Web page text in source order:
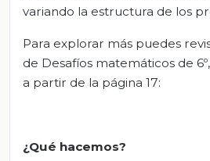
variando la estructura de los
Para explorar más puedes
de Desafíos matemáticos de
a partir de la página 17:
¿Qué hacemos?